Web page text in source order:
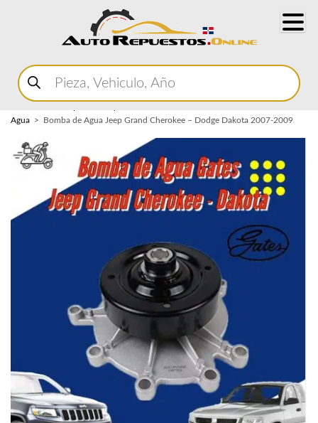
Buscar
productos
Agua
Bomba de Agua Jeep Grand Cherokee – Dodge Dakota 2007-2009